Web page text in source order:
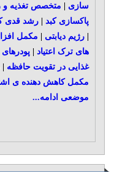
سازی
متخصص تغذیه و
پاکسازی کبد |رشد قدی
|رژیم دیابتی مکمل
های ترک اعتیاد |
غذایی در تقویت حافظه
مکمل کاهش دهنده ی
موضعی ادامه...